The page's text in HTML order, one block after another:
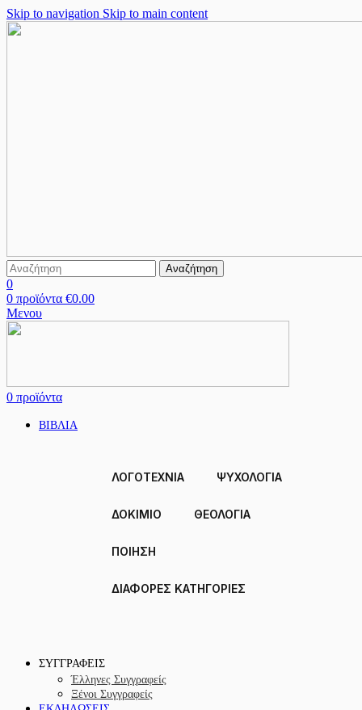
Skip to navigation Skip to main content
Αναζήτηση
0
0 προϊόντα €0.00
Μενου
0 προϊόντα
ΒΙΒΛΙΑ
ΛΟΓΟΤΕΧΝΙΑ ΨΥΧΟΛΟΓΙΑ
ΔΟΚΊΜΙΟ ΘΕΟΛΟΓΙΑ
ΠΟΙΗΣΗ
ΔΙΑΦΟΡΕΣ ΚΑΤΗΓΟΡΙΕΣ
ΣΥΓΓΡΑΦΕΙΣ
Έλληνες Συγγραφείς
Ξένοι Συγγραφείς